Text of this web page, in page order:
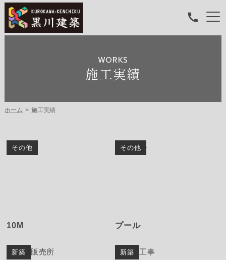
WORKS
施工実績
ホーム 施工実績
その他
10M
その他
プール
新築 新築